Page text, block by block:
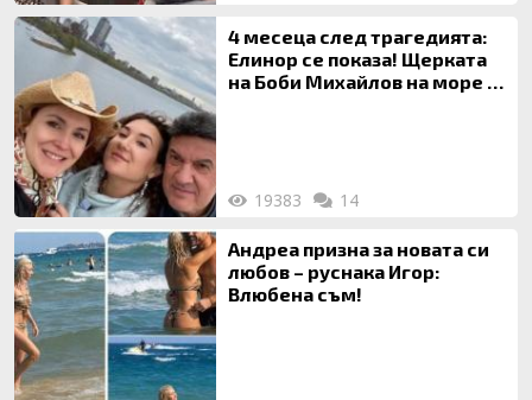
4 месеца след трагедията:
Елинор се показа! Щерката
на Боби Михайлов на море с
19383 14
Андреа призна за новата си
любов – руснака Игор:
Влюбена съм!